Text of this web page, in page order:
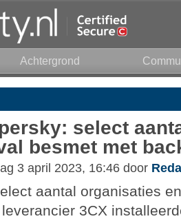
Achtergrond
select
besmet met
3 april 2023, 16:46 door
aantal organisaties
3CX